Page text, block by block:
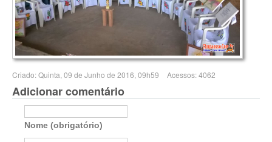
Criado: Quinta, 09 de Junho de 2016, 09h59 Acessos: 4062
Adicionar comentário
Nome (obrigatório)